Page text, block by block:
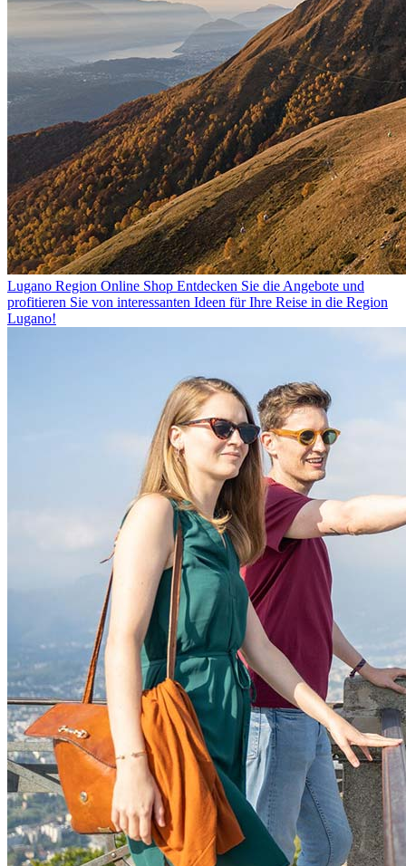
Lugano Region Online Shop Entdecken Sie die Angebote und
profitieren Sie von interessanten Ideen für Ihre Reise in die Region
Lugano!